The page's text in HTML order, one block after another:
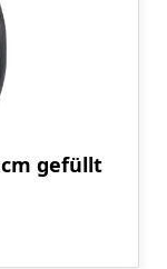
cm gefüllt